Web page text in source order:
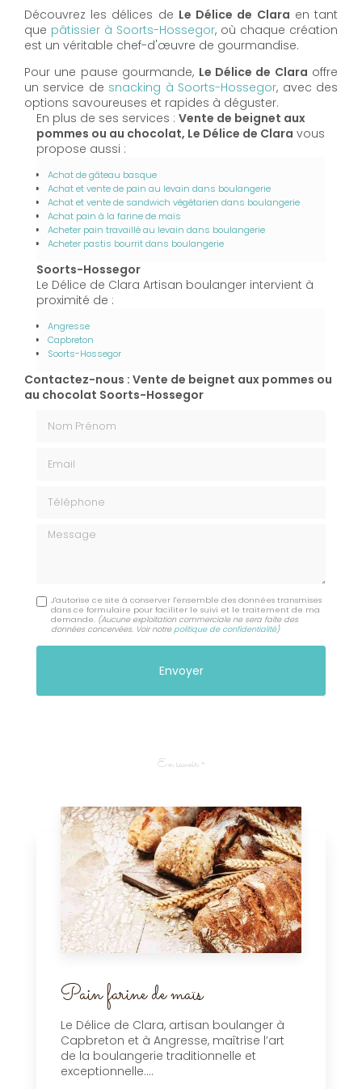
Découvrez les délices de Le Délice de Clara en tant
que pâtissier à Soorts-Hossegor, où chaque création
est un véritable chef-d'œuvre de gourmandise.
Pour une pause gourmande, Le Délice de Clara offre
un service de snacking à Soorts-Hossegor, avec des
options savoureuses et rapides à déguster.
En plus de ses services : Vente de beignet aux
pommes ou au chocolat, Le Délice de Clara vous
propose aussi :
Achat de gâteau basque
Achat et vente de pain au levain dans boulangerie
Achat et vente de sandwich végétarien dans boulangerie
Achat pain à la farine de maïs
Acheter pain travaillé au levain dans boulangerie
Acheter pastis bourrit dans boulangerie
Soorts-Hossegor
Le Délice de Clara Artisan boulanger intervient à
proximité de :
Angresse
Capbreton
Soorts-Hossegor
Contactez-nous : Vente de beignet aux pommes ou
au chocolat Soorts-Hossegor
Message
J'autorise ce site à conserver l'ensemble des données transmises
dans ce formulaire pour faciliter le suivi et le traitement de ma
demande. (Aucune exploitation commerciale ne sera faite des
données concervées. Voir notre politique de confidentialité)
En savoir +
Pain farine de maïs
Le Délice de Clara, artisan boulanger à
Capbreton et à Angresse, maîtrise l’art
de la boulangerie traditionnelle et
exceptionnelle....